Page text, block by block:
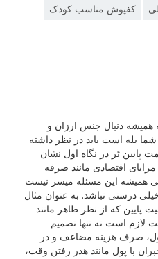
کفپوش مناسب کودک
هميشه دنبال جنس ارزان و
بله است بايد در نظر داشته
پايين تَر در نگاه اول نشان
اقتصادی مانند صرفه
هميشه اين مسئله ميسر نيست
درستی نباشد. به عنوان مثال
پايين كه از نظر ظاهر مانند
لازم است نه تنها تصميم
صرف هزينه مضاعف و در
با پول مانند هدر رفتن وقت،